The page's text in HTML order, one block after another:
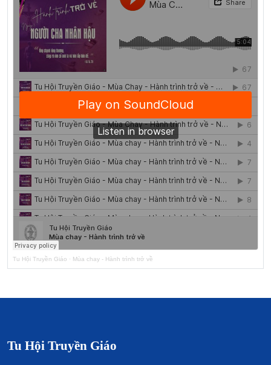
Tu Hội Truyền Giáo · Mùa chay - Hành trình trở về
Tu Hội Truyền Giáo